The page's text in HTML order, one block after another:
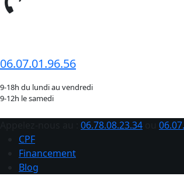
06.07.01.96.56
9-18h du lundi au vendredi
9-12h le samedi
06.78.08.23.34
CPF
Financement
Blog